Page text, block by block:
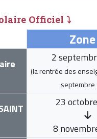
Officiel ⤵
2
(la rentrée des
septembre
23
8